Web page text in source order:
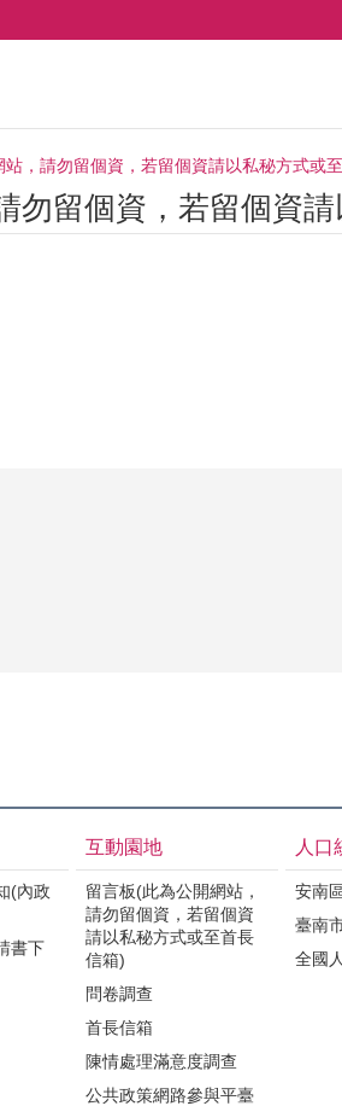
站，請勿留個資，若留個資請以私秘方式或
勿留個資，若留個資
(內政
書下
互動園地
留言板(此為公開網站，
請勿留個資，若留個資
請以私秘方式或至首長
信箱)
問卷調查
首長信箱
陳情處理滿意度調查
公共政策網路參與平臺
人口
安南
臺南
全國